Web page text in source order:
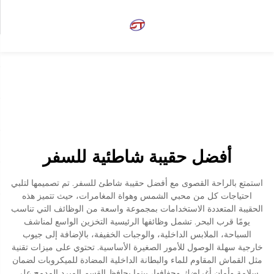
أفضل حقيبة شاطئية للسفر
استمتع بالراحة القصوى مع أفضل حقيبة شاطئ للسفر. تم تصميمها لتلبي
احتياجات كل من محبي الشمس وهواة المغامرات، حيث تتميز هذه
الحقيبة المتعددة الاستخدامات بمجموعة واسعة من الوظائف التي تناسب
يومًا قرب البحر. تشمل وظائفها الرئيسية التخزين الواسع لمناشف
السباحة، الملابس الداخلية، والوجبات الخفيفة، بالإضافة إلى جيوب
خارجية سهلة الوصول للأمور الصغيرة الأساسية. تحتوي على ميزات تقنية
مثل القماش المقاوم للماء والبطانة الداخلية المضادة للميكروبات لضمان